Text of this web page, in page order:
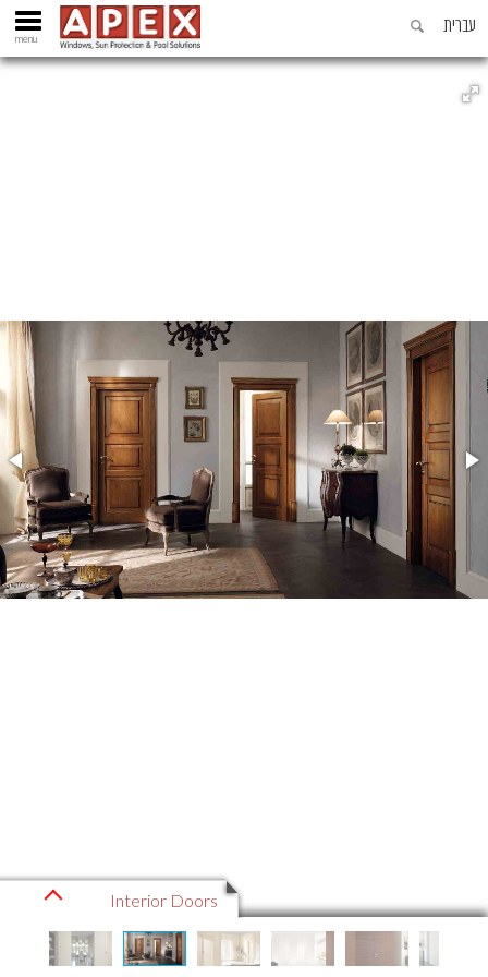
עברית
menu
Interior Doors